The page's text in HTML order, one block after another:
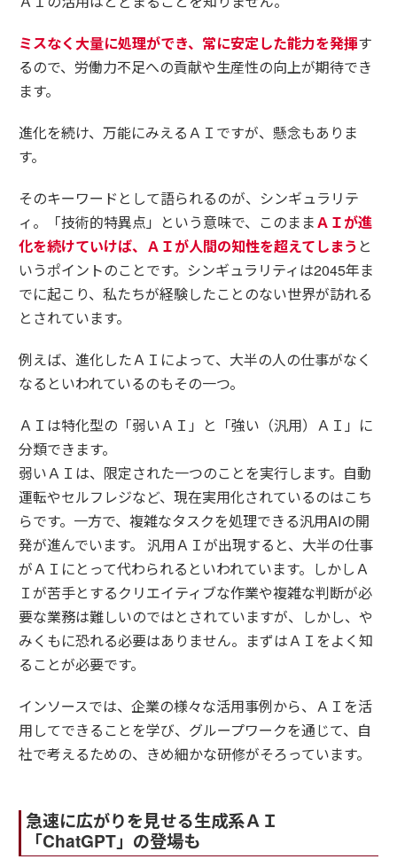
ミスなく大量に処理ができ、常に安定した能力を発揮す
るので、労働力不足への貢献や生産性の向上が期待でき
ます。
進化を続け、万能にみえるＡＩですが、懸念もありま
す。
そのキーワードとして語られるのが、シンギュラリテ
ィ。「技術的特異点」という意味で、このままＡＩが進
化を続けていけば、ＡＩが人間の知性を超えてしまう と
いうポイントのことです。シンギュラリティは2045年ま
でに起こり、私たちが経験したことのない世界が訪れる
とされています。
例えば、進化したＡＩによって、大半の人の仕事がなく
なるといわれているのもその一つ。
ＡＩは特化型の「弱いＡＩ」と「強い（汎用）ＡＩ」に
分類できます。
弱いＡＩは、限定された一つのことを実行します。自動
運転やセルフレジなど、現在実用化されているのはこち
らです。一方で、複雑なタスクを処理できる汎用AIの開
発が進んでいます。 汎用ＡＩが出現すると、大半の仕事
がＡＩにとって代わられるといわれています。しかしＡ
Ｉが苦手とするクリエイティブな作業や複雑な判断が必
要な業務は難しいのではとされていますが、しかし、や
みくもに恐れる必要はありません。まずはＡＩをよく知
ることが必要です。
インソースでは、企業の様々な活用事例から、ＡＩを活
用してできることを学び、グループワークを通じて、自
社で考えるための、きめ細かな研修がそろっています。
急速に広がりを見せる生成系ＡＩ
「ChatGPT」の登場も